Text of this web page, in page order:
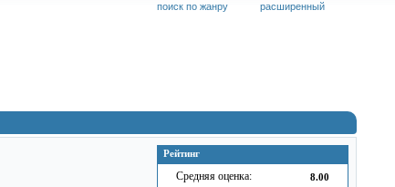
расширенный
поиск по жанру
Рейтинг
Средняя оценка: 8.00